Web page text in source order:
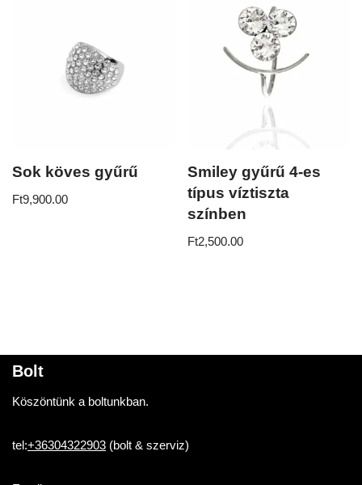
Sok köves gyűrű
Ft9,900.00
Smiley gyűrű 4-es
típus víztiszta
színben
Ft2,500.00
Bolt
Köszöntünk a boltunkban.
tel:+36304322903 (bolt & szerviz)